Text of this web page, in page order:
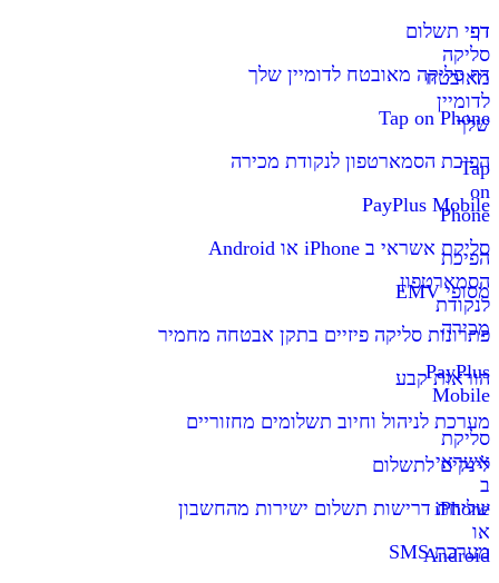
דף
סליקה
מאובטח
לדומיין
שלך
Tap
on
Phone
הפיכת
הסמארטפון
לנקודת
מכירה
PayPlus
Mobile
סליקת
אשראי
ב
iPhone
או
Android
דפי תשלום
דף סליקה מאובטח לדומיין שלך
Tap on Phone
הפיכת הסמארטפון לנקודת מכירה
PayPlus Mobile
סליקת אשראי ב iPhone או Android
מסופי EMV
פתרונות סליקה פיזיים בתקן אבטחה מחמיר
הוראות קבע
מערכת לניהול וחיוב תשלומים מחזוריים
לינקים לתשלום
שליחת דרישות תשלום ישירות מהחשבון
מערכת SMS